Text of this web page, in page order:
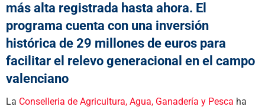
más alta registrada hasta ahora. El
programa cuenta con una inversión
histórica de 29 millones de euros para
facilitar el relevo generacional en el campo
valenciano
La Conselleria de Agricultura, Agua, Ganadería y Pesca ha